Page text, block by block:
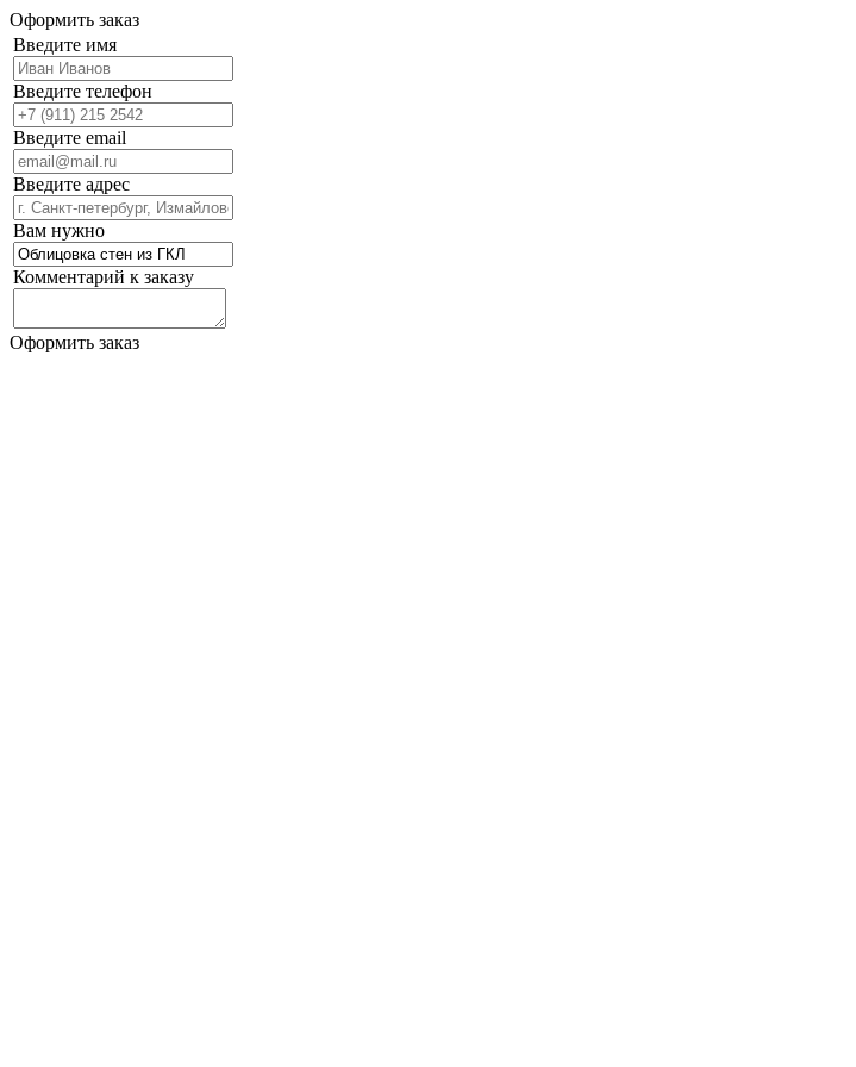
Оформить заказ
Введите имя
Введите телефон
Введите email
Введите адрес
Вам нужно
Комментарий к заказу
Оформить заказ